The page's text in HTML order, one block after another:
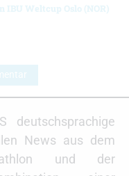
IBU Weltcup Oslo (NOR)
deutschsprachige
News aus dem
und der